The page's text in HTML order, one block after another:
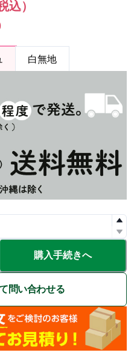
込）
白無地
購入手続きへ
問い合わせる